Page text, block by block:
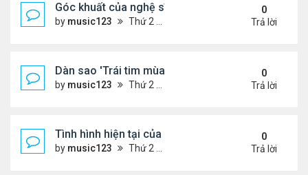
Góc khuất của nghệ sĩ Hoài Tâm
by music123 Thứ 2 Tháng 8 03, 2026 7:13 pm
0
Trả lời
Dàn sao 'Trái tim mùa thu' sau 26 năm
by music123 Thứ 2 Tháng 8 03, 2026 7:09 pm
0
Trả lời
Tình hình hiện tại của Quang Lê
by music123 Thứ 2 Tháng 8 03, 2026 7:00 pm
0
Trả lời